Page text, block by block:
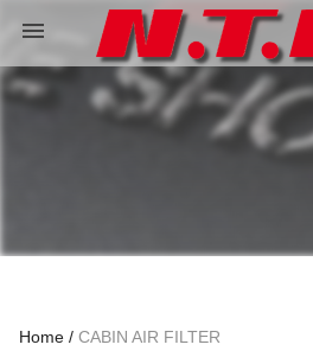
menu
Home CABIN AIR FILTER